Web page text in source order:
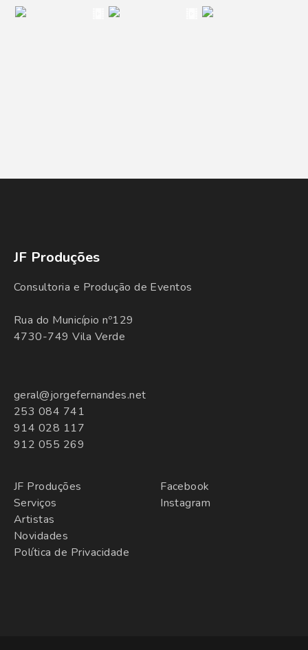
JF Produções
Consultoria e Produção de Eventos
Rua do Município nº129
4730-749 Vila Verde
geral@jorgefernandes.net
253 084 741
914 028 117
912 055 269
JF Produções
Serviços
Artistas
Novidades
Política de Privacidade
Facebook
Instagram